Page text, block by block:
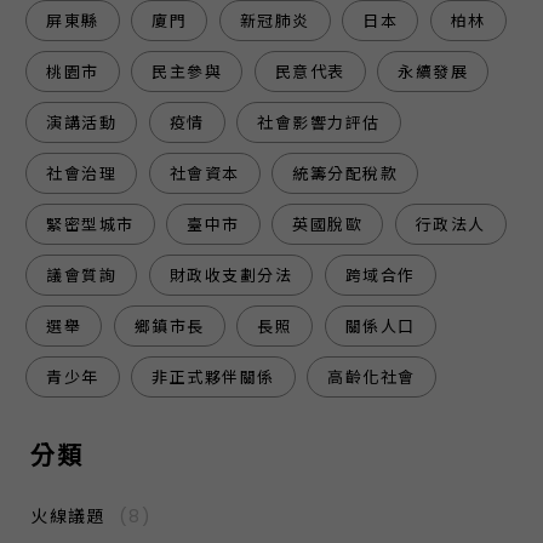
屏東縣 廈門 新冠肺炎 日本 柏林
桃園市 民主參與 民意代表 永續發展
演講活動 疫情 社會影響力評估
社會治理 社會資本 統籌分配稅款
緊密型城市 臺中市 英國脫歐 行政法人
議會質詢 財政收支劃分法 跨域合作
選舉 鄉鎮市長 長照 關係人口
青少年 非正式夥伴關係 高齡化社會
分類
火線議題 (8)